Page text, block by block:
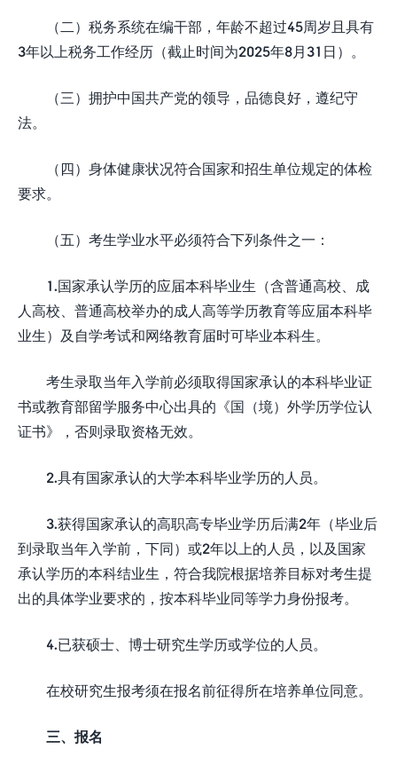
（二）税务系统在编干部，年龄不超过45周岁且具有
3年以上税务工作经历（截止时间为2025年8月31日）。
（三）拥护中国共产党的领导，品德良好，遵纪守
法。
（四）身体健康状况符合国家和招生单位规定的体检
要求。
（五）考生学业水平必须符合下列条件之一：
1.国家承认学历的应届本科毕业生（含普通高校、成
人高校、普通高校举办的成人高等学历教育等应届本科毕
业生）及自学考试和网络教育届时可毕业本科生。
考生录取当年入学前必须取得国家承认的本科毕业证
书或教育部留学服务中心出具的《国（境）外学历学位认
证书》，否则录取资格无效。
2.具有国家承认的大学本科毕业学历的人员。
3.获得国家承认的高职高专毕业学历后满2年（毕业后
到录取当年入学前，下同）或2年以上的人员，以及国家
承认学历的本科结业生，符合我院根据培养目标对考生提
出的具体学业要求的，按本科毕业同等学力身份报考。
4.已获硕士、博士研究生学历或学位的人员。
在校研究生报考须在报名前征得所在培养单位同意。
三、报名